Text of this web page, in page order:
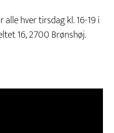
hver tirsdag kl. 16-19 i
16, 2700 Brønshøj.